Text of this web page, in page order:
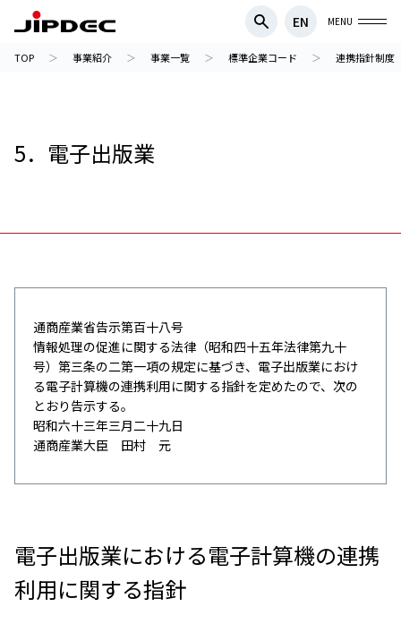
EN MENU
TOP 事業紹介 事業一覧 標準企業コード 連携指針制度
5．電子出版業
通商産業省告示第百十八号
情報処理の促進に関する法律（昭和四十五年法律第九十
号）第三条の二第一項の規定に基づき、電子出版業におけ
る電子計算機の連携利用に関する指針を定めたので、次の
とおり告示する。
昭和六十三年三月二十九日
通商産業大臣 田村 元
電子出版業における電子計算機の連携
利用に関する指針